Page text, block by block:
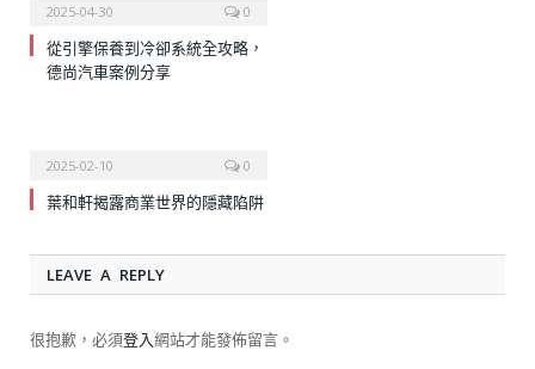
2025-04-30 0
從引擎保養到冷卻系統全攻略，
德尚汽車案例分享
2025-02-10 0
葉和軒揭露商業世界的隱藏陷阱
LEAVE A REPLY
很抱歉，必須登入網站才能發佈留言。